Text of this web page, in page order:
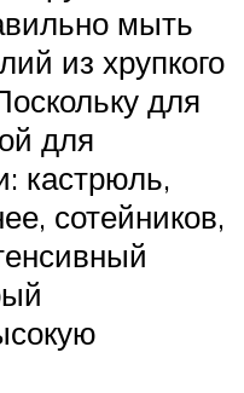
мыть
из хрупкого
для
для
кастрюль,
сотейников,